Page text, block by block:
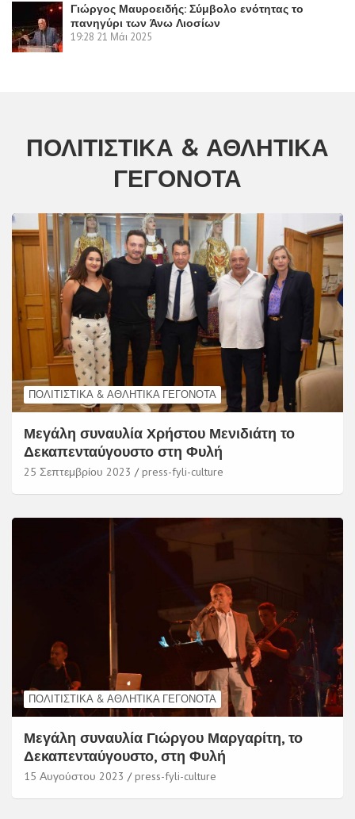
Γιώργος Μαυροειδής: Σύμβολο ενότητας το
πανηγύρι των Άνω Λιοσίων
19:28 21 Μάι 2025
ΠΟΛΙΤΙΣΤΙΚΆ & ΑΘΛΗΤΙΚΆ
ΓΕΓΟΝΌΤΑ
ΠΟΛΙΤΙΣΤΙΚΆ & ΑΘΛΗΤΙΚΆ ΓΕΓΟΝΌΤΑ
Μεγάλη συναυλία Χρήστου Μενιδιάτη το
Δεκαπενταύγουστο στη Φυλή
25 Σεπτεμβρίου 2023 press-fyli-culture
ΠΟΛΙΤΙΣΤΙΚΆ & ΑΘΛΗΤΙΚΆ ΓΕΓΟΝΌΤΑ
Μεγάλη συναυλία Γιώργου Μαργαρίτη, το
Δεκαπενταύγουστο, στη Φυλή
15 Αυγούστου 2023 press-fyli-culture